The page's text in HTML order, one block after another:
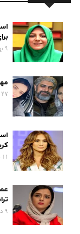
9 بهمن, 1403
27 دی, 1403
11 دی, 1403
9 دی, 1403